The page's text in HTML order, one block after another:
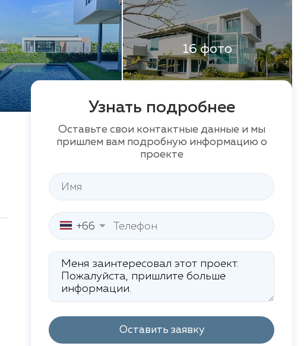
16 фото
Узнать подробнее
Оставьте свои контактные данные и мы
пришлем вам подробную информацию о
проекте
+66
Оставить заявку